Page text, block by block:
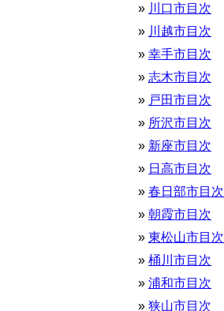
川口市目次
川越市目次
幸手市目次
志木市目次
戸田市目次
所沢市目次
新座市目次
日高市目次
春日部市目次
朝霞市目次
東松山市目次
桶川市目次
浦和市目次
狭山市目次